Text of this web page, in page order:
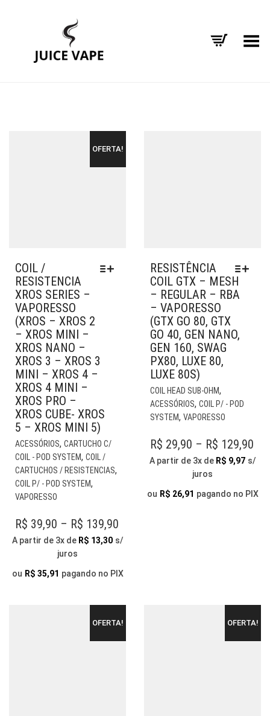
Alternar Menu
OFERTA!
COIL /
RESISTENCIA
XROS SERIES –
VAPORESSO
(XROS – XROS 2
– XROS MINI –
XROS NANO –
XROS 3 – XROS 3
MINI – XROS 4 –
XROS 4 MINI –
XROS PRO –
XROS CUBE- XROS
5 – XROS MINI 5)
ACESSÓRIOS, CARTUCHO C/
COIL - POD SYSTEM, COIL /
CARTUCHOS / RESISTENCIAS,
COIL P/ - POD SYSTEM,
VAPORESSO
VARIANTES.
SER
NA
R$ 39,90 – R$ 139,90
RANGE:
THROUGH
A partir de 3x de R$ 13,30 s/
juros
ou R$ 35,91 pagando no PIX
RESISTÊNCIA
COIL GTX – MESH
– REGULAR – RBA
– VAPORESSO
(GTX GO 80, GTX
GO 40, GEN NANO,
GEN 160, SWAG
PX80, LUXE 80,
LUXE 80S)
COIL HEAD SUB-OHM,
ACESSÓRIOS, COIL P/ - POD
SYSTEM, VAPORESSO
SER
R$ 29,90 – R$ 129,90
A partir de 3x de R$ 9,97 s/
juros
ou R$ 26,91 pagando no PIX
OFERTA! OFERTA!